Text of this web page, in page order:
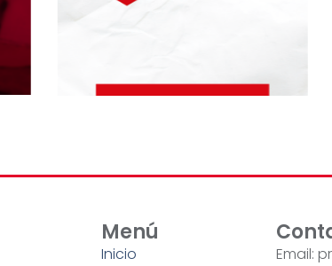
Menú
Inicio Email: